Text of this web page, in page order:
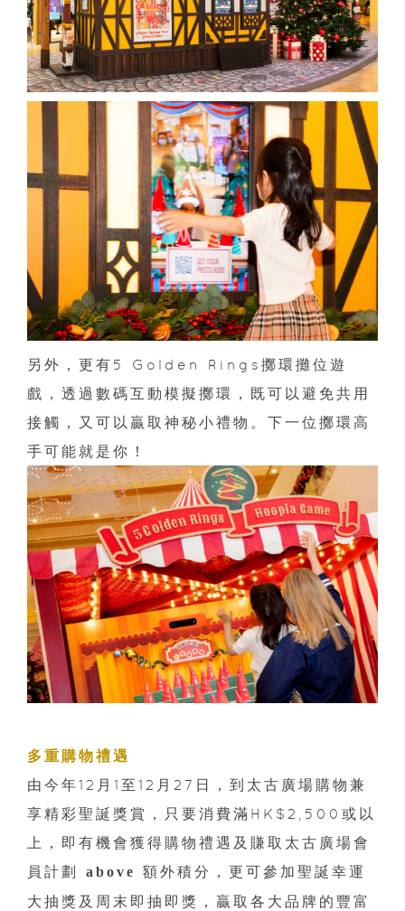
另外，更有5 Golden Rings擲環攤位遊
戲，透過數碼互動模擬擲環，既可以避免共用
接觸，又可以贏取神秘小禮物。下一位擲環高
手可能就是你！
多重購物禮遇
由今年12月1至12月27日，到太古廣場購物兼
享精彩聖誕獎賞，只要消費滿HK$2,500或以
上，即有機會獲得購物禮遇及賺取太古廣場會
員計劃 above
額外積分，更可參加聖誕幸運
大抽獎及周末即抽即獎，贏取各大品牌的豐富